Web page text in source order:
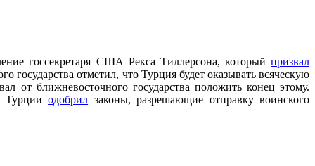
госсекретаря США Рекса Тиллерсона, который призвал
государства отметил, что Турция будет оказывать всяческую
от ближневосточного государства положить конец этому.
Турцииодобрил законы, разрешающие отправку воинского